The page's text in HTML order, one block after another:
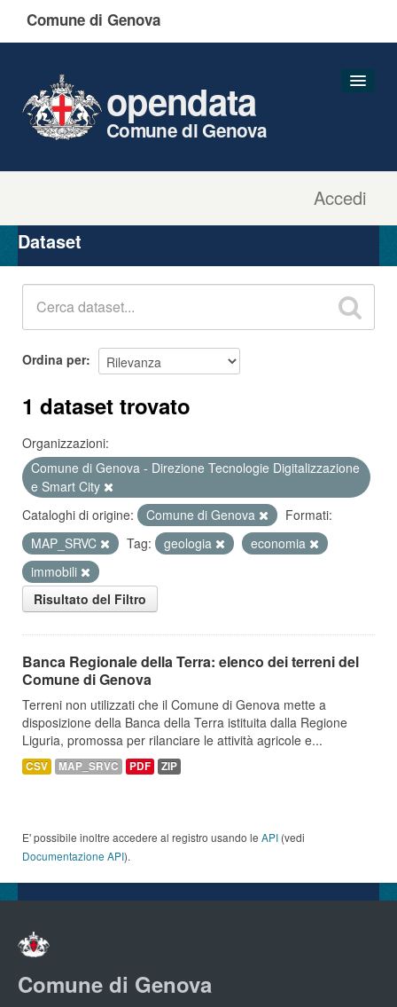
Comune di Genova
Accedi
opendata
Comune di Genova
Organizzazioni
Gruppi
Dataset
Ordina per
1 dataset trovato
Organizzazioni:
Comune di Genova - Direzione Tecnologie Digitalizzazione
e Smart City
Cataloghi di origine:
Comune di Genova
Formati:
MAP_SRVC
Tag: geologia
economia
immobili
Risultato del Filtro
Banca Regionale della Terra: elenco dei terreni del
Comune di Genova
Terreni non utilizzati che il Comune di Genova mette a
disposizione della Banca della Terra istituita dalla Regione
Liguria, promossa per rilanciare le attività agricole e...
CSV MAP_SRVC PDF ZIP
E' possibile inoltre accedere al registro usando le API (vedi
Documentazione API).
Comune di Genova